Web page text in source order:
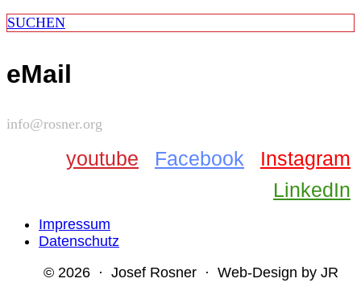
SUCHEN
eMail
info@rosner.org
youtube Facebook
Instagram
LinkedIn
Impressum
Datenschutz
© 2026 · Josef Rosner · Web-Design by JR